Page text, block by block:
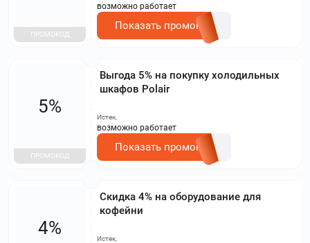
ПРОМОКОД
возможно работает
Показать промокод
Выгода 5% на покупку холодильных
шкафов Polair
5%
ПРОМОКОД
Истек,
возможно работает
Показать промокод
Скидка 4% на оборудование для
кофейни
4%
Истек,